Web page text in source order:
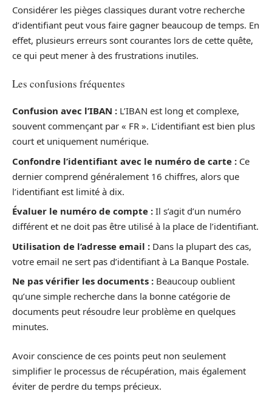
Considérer les pièges classiques durant votre recherche
d’identifiant peut vous faire gagner beaucoup de temps. En
effet, plusieurs erreurs sont courantes lors de cette quête,
ce qui peut mener à des frustrations inutiles.
Les confusions fréquentes
Confusion avec l’IBAN : L’IBAN est long et complexe,
souvent commençant par « FR ». L’identifiant est bien plus
court et uniquement numérique.
Confondre l’identifiant avec le numéro de carte : Ce
dernier comprend généralement 16 chiffres, alors que
l’identifiant est limité à dix.
Évaluer le numéro de compte : Il s’agit d’un numéro
différent et ne doit pas être utilisé à la place de l’identifiant.
Utilisation de l’adresse email : Dans la plupart des cas,
votre email ne sert pas d’identifiant à La Banque Postale.
Ne pas vérifier les documents : Beaucoup oublient
qu’une simple recherche dans la bonne catégorie de
documents peut résoudre leur problème en quelques
minutes.
Avoir conscience de ces points peut non seulement
simplifier le processus de récupération, mais également
éviter de perdre du temps précieux.